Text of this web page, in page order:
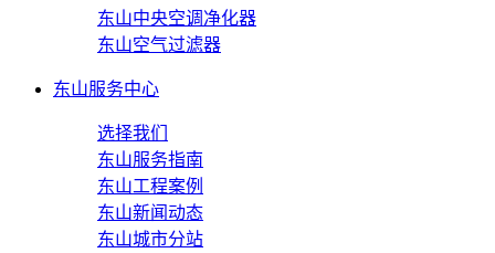
东山中央空调净化器
东山空气过滤器
东山服务中心
选择我们
东山服务指南
东山工程案例
东山新闻动态
东山城市分站